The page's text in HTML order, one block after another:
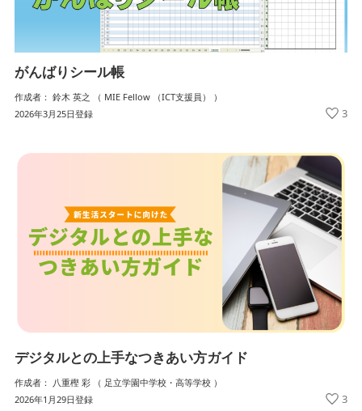
がんばりシール帳
作成者： 鈴木 英之 （ MIE Fellow （ICT支援員） ）
2026年3月25日登録
3
デジタルとの上手なつきあい方ガイド
作成者： 八重樫 彩 （ 足立学園中学校・高等学校 ）
2026年1月29日登録
3